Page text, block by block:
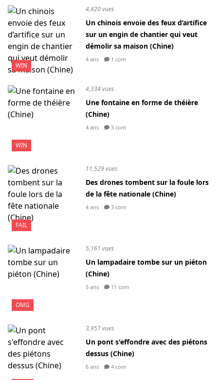
WIN
4,420 vues
Un chinois envoie des feux d’artifice
sur un engin de chantier qui veut
démolir sa maison (Chine)
4 ans 1 com
WIN
4,334 vues
Une fontaine en forme de théière
(Chine)
4 ans 3 com
FAIL
11,529 vues
Des drones tombent sur la foule lors
de la fête nationale (Chine)
4 ans 3 com
OMG
5,161 vues
Un lampadaire tombe sur un piéton
(Chine)
5 ans 11 com
3,957 vues
Un pont s'effondre avec des piétons
dessus (Chine)
6 ans 4 com